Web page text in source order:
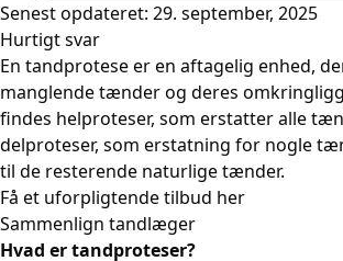
Senest opdateret: 29. september, 2025
Hurtigt svar
En tandprotese er en aftagelig enhed,
manglende tænder og deres
findes helproteser, som erstatter alle
delproteser, som erstatning for nogle
til de resterende naturlige tænder.
Få et uforpligtende tilbud her
Sammenlign tandlæger
Hvad er tandproteser?